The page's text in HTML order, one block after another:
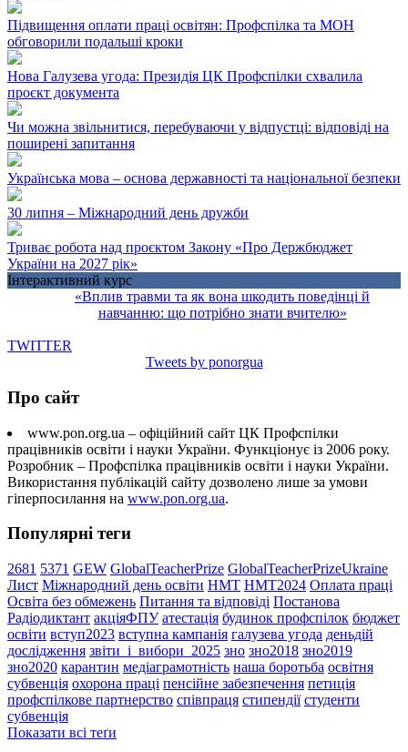
Підвищення оплати праці освітян: Профспілка та МОН
обговорили подальші кроки
Нова Галузева угода: Президія ЦК Профспілки схвалила
проєкт документа
Чи можна звільнитися, перебуваючи у відпустці: відповіді на
поширені запитання
Українська мова – основа державності та національної безпеки
30 липня – Міжнародний день дружби
Триває робота над проєктом Закону «Про Держбюджет
України на 2027 рік»
Інтерактивний курс
«Вплив травми та як вона шкодить поведінці й
навчанню: що потрібно знати вчителю»
TWITTER
Tweets by ponorgua
Про сайт
www.pon.org.ua – офіційний сайт ЦК Профспілки
працівників освіти і науки України. Функціонує із 2006 року.
Розробник – Профспілка працівників освіти і науки України.
Використання публікацій сайту дозволено лише за умови
гіперпосилання на www.pon.org.ua.
Популярні теги
2681 5371 GEW GlobalTeacherPrize GlobalTeacherPrizeUkraine
Лист Міжнародний день освіти НМТ НМТ2024 Оплата праці
Освіта без обмежень Питання та відповіді Постанова
Радіодиктант акціяФПУ атестація будинок профспілок бюджет
освіти вступ2023 вступна кампанія галузева угода деньдій
дослідження звіти_і_вибори_2025 зно зно2018 зно2019
зно2020 карантин медіаграмотність наша боротьба освітня
субвенція охорона праці пенсійне забезпечення петиція
профспілкове партнерство співпраця стипендії студенти
субвенція
Показати всі теґи